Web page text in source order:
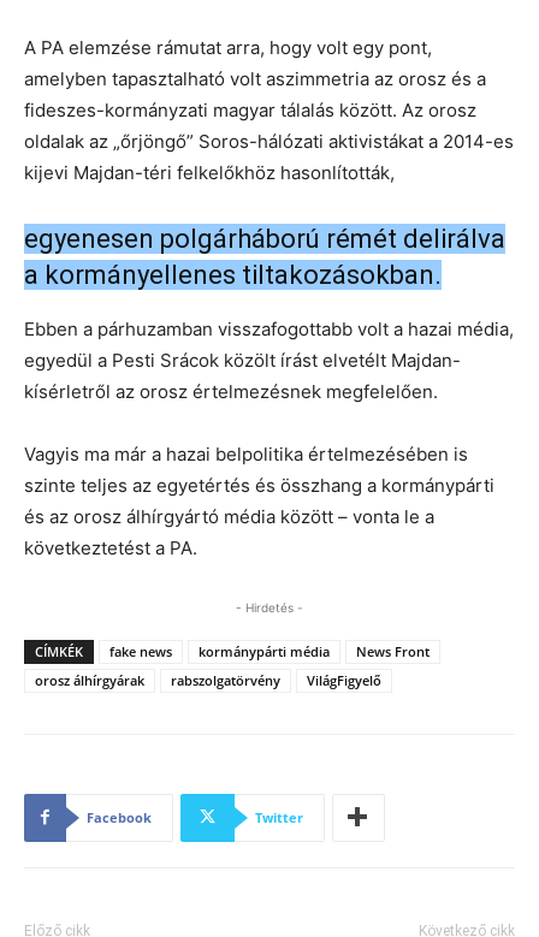
A PA elemzése rámutat arra, hogy volt egy pont,
amelyben tapasztalható volt aszimmetria az orosz és a
fideszes-kormányzati magyar tálalás között. Az orosz
oldalak az „őrjöngő” Soros-hálózati aktivistákat a 2014-es
kijevi Majdan-téri felkelőkhöz hasonlították,
egyenesen polgárháború rémét delirálva
a kormányellenes tiltakozásokban.
Ebben a párhuzamban visszafogottabb volt a hazai média,
egyedül a Pesti Srácok közölt írást elvetélt Majdan-
kísérletről az orosz értelmezésnek megfelelően.
Vagyis ma már a hazai belpolitika értelmezésében is
szinte teljes az egyetértés és összhang a kormánypárti
és az orosz álhírgyártó média között – vonta le a
következtetést a PA.
- Hirdetés -
CÍMKÉK fake news kormánypárti média
News Front
orosz álhírgyárak
rabszolgatörvény VilágFigyelő
Facebook Twitter
Előző cikk Következő cikk